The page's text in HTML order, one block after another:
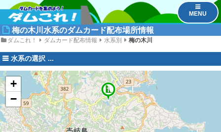
MENU
梅の木川水系のダムカード配布場所情報
ダムこれ！ ダムカード配布情報 水系別 梅の木川
水系の選択
1
+
−